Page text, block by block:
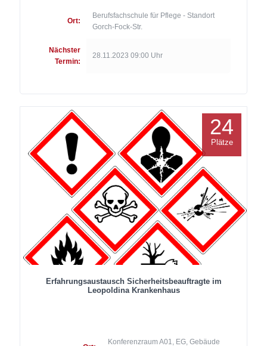
Ort:
Berufsfachschule für Pflege - Standort
Gorch-Fock-Str.
Nächster
Termin:
28.11.2023 09:00 Uhr
Erfahrungsaustausch Sicherheitsbeauftragte im
Leopoldina Krankenhaus
Konferenzraum A01, EG, Gebäude
24
Plätze